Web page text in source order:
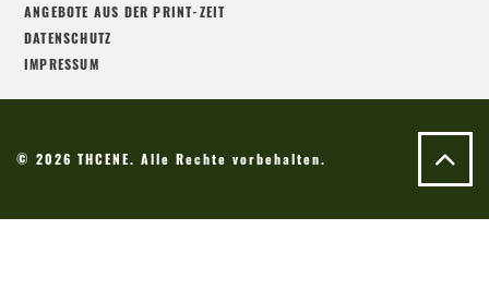
ANGEBOTE AUS DER PRINT-ZEIT
DATENSCHUTZ
IMPRESSUM
© 2026 THCENE. Alle Rechte vorbehalten.